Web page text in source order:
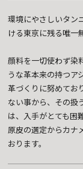
環境にやさしいタン
ける東京に残る唯一
顔料を一切使わず染
うな革本来の持つア
革づくりに努めてお
ない事から、その扱
は、入手がとても困
原皮の選定からカナ
おります。